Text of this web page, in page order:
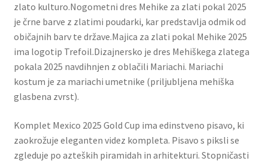
zlato kulturo.Nogometni dres Mehike za zlati pokal 2025
je črne barve z zlatimi poudarki, kar predstavlja odmik od
običajnih barv te države.Majica za zlati pokal Mehike 2025
ima logotip Trefoil.Dizajnersko je dres Mehiškega zlatega
pokala 2025 navdihnjen z oblačili Mariachi. Mariachi
kostum je za mariachi umetnike (priljubljena mehiška
glasbena zvrst).
Komplet Mexico 2025 Gold Cup ima edinstveno pisavo, ki
zaokrožuje eleganten videz kompleta. Pisavo s piksli se
zgleduje po azteških piramidah in arhitekturi. Stopničasti